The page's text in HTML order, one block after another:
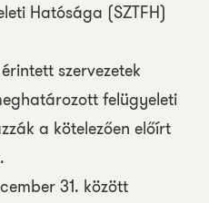
Hatósága (SZTFH)
szervezetek
felügyeleti
a kötelezően előírt
31. között